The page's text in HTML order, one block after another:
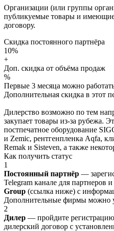
Организации (или группы
публикуемые товары и
договору.
Скидка постоянного партнёра
10%
+
Доп. скидка от объёма продаж
%
Первые 3 месяца можно
Дополнительная скидка в этот
Дилерство возможно по тем
закупает товары из-за
постпечатное оборудование
и Zemic, рентгенпленка Aqfa,
Remak и Sisteven, а также
Как получить статус
1
Постоянный партнёр —
Telegram канале для партнеров
Group (ссылка ниже) с
Дополнительные фирмы можно
2
Дилер — пройдите
дилерский договор с